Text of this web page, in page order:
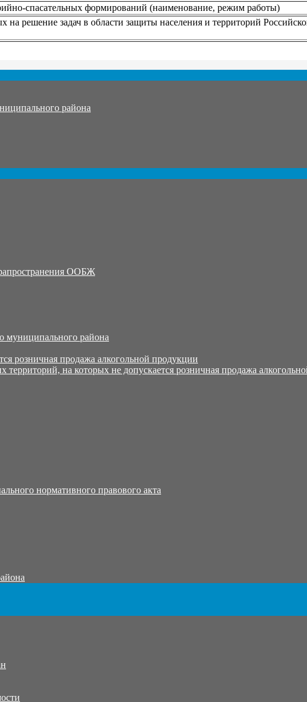
спасательных формирований (наименование, режим работы)
решение задач в области защиты населения и территорий
района
ООБЖ
района
розничная продажа алкогольной продукции
на которых не допускается розничная продажа
нормативного правового акта